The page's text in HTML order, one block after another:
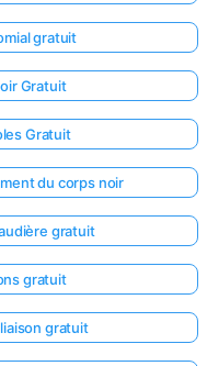
gratuit
Gratuit
Gratuit
du corps noir
gratuit
gratuit
gratuit